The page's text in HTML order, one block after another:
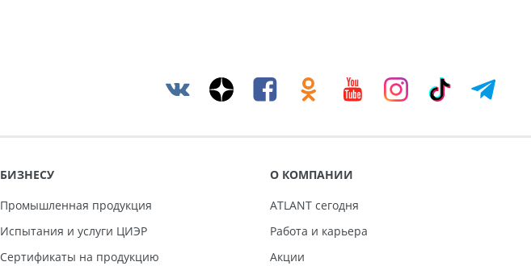
БИЗНЕСУ
Промышленная продукция
Испытания и услуги ЦИЭР
Сертификаты на продукцию
О КОМПАНИИ
ATLANT сегодня
Работа и карьера
Акции